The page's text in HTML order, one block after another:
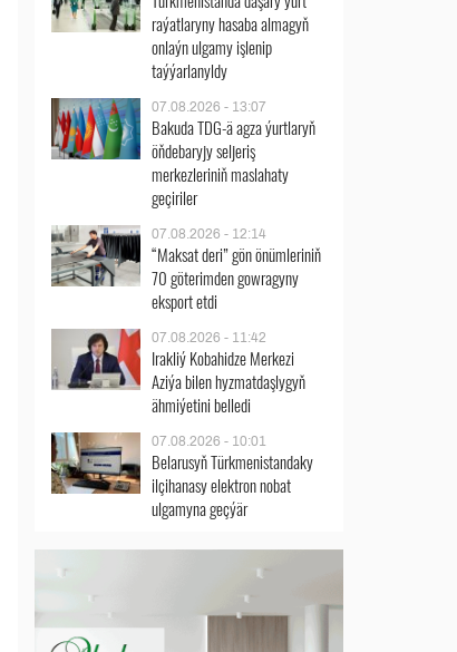
raýatlaryny hasaba almagyň
onlaýn ulgamy işlenip
taýýarlanyldy
07.08.2026 - 13:07
Bakuda TDG-ä agza ýurtlaryň
öňdebaryjy seljeriş
merkezleriniň maslahaty
geçiriler
07.08.2026 - 12:14
“Maksat deri” gön önümleriniň
70 göterimden gowragyny
eksport etdi
07.08.2026 - 11:42
Irakliý Kobahidze Merkezi
Aziýa bilen hyzmatdaşlygyň
ähmiýetini belledi
07.08.2026 - 10:01
Belarusyň Türkmenistandaky
ilçihanasy elektron nobat
ulgamyna geçýär